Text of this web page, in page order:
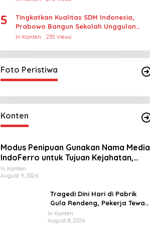
5
Tingkatkan Kualitas SDM Indonesia,
Prabowo Bangun Sekolah Unggulan
hingga Undang Universitas Terbaik
In Konten 235 Views
Foto Peristiwa
Konten
Modus Penipuan Gunakan Nama Media
IndoFerro untuk Tujuan Kejahatan,
Waspadalah!
In Konten
August 9, 2026
Tragedi Dini Hari di Pabrik
Gula Rendeng, Pekerja Tewas
Tertimpa Alat Pengangkat
Tebu
In Konten
August 8, 2026